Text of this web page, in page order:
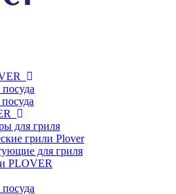
для гриля
грили Plover
для гриля
PLOVER